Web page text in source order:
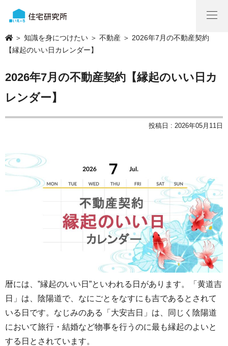
＞ 知識を身につけたい ＞ 不動産 ＞ 2026年7月の不動産契約
【縁起のいい日カレンダー】
2026年7月の不動産契約【縁起のいい日カ
レンダー】
投稿日 : 2026年05月11日
暦には、”縁起のいい日”といわれる日があります。「黄道吉
日」は、陰陽道で、なにごとをなすにも吉であるとされて
いる日です。なじみのある「大安吉日」は、同じく陰陽道
において旅行・結婚など物事を行うのに最も縁起のよいと
する日とされています。